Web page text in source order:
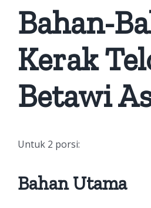
Bahan-
Kerak
Betawi
Untuk 2 porsi:
Bahan Utama